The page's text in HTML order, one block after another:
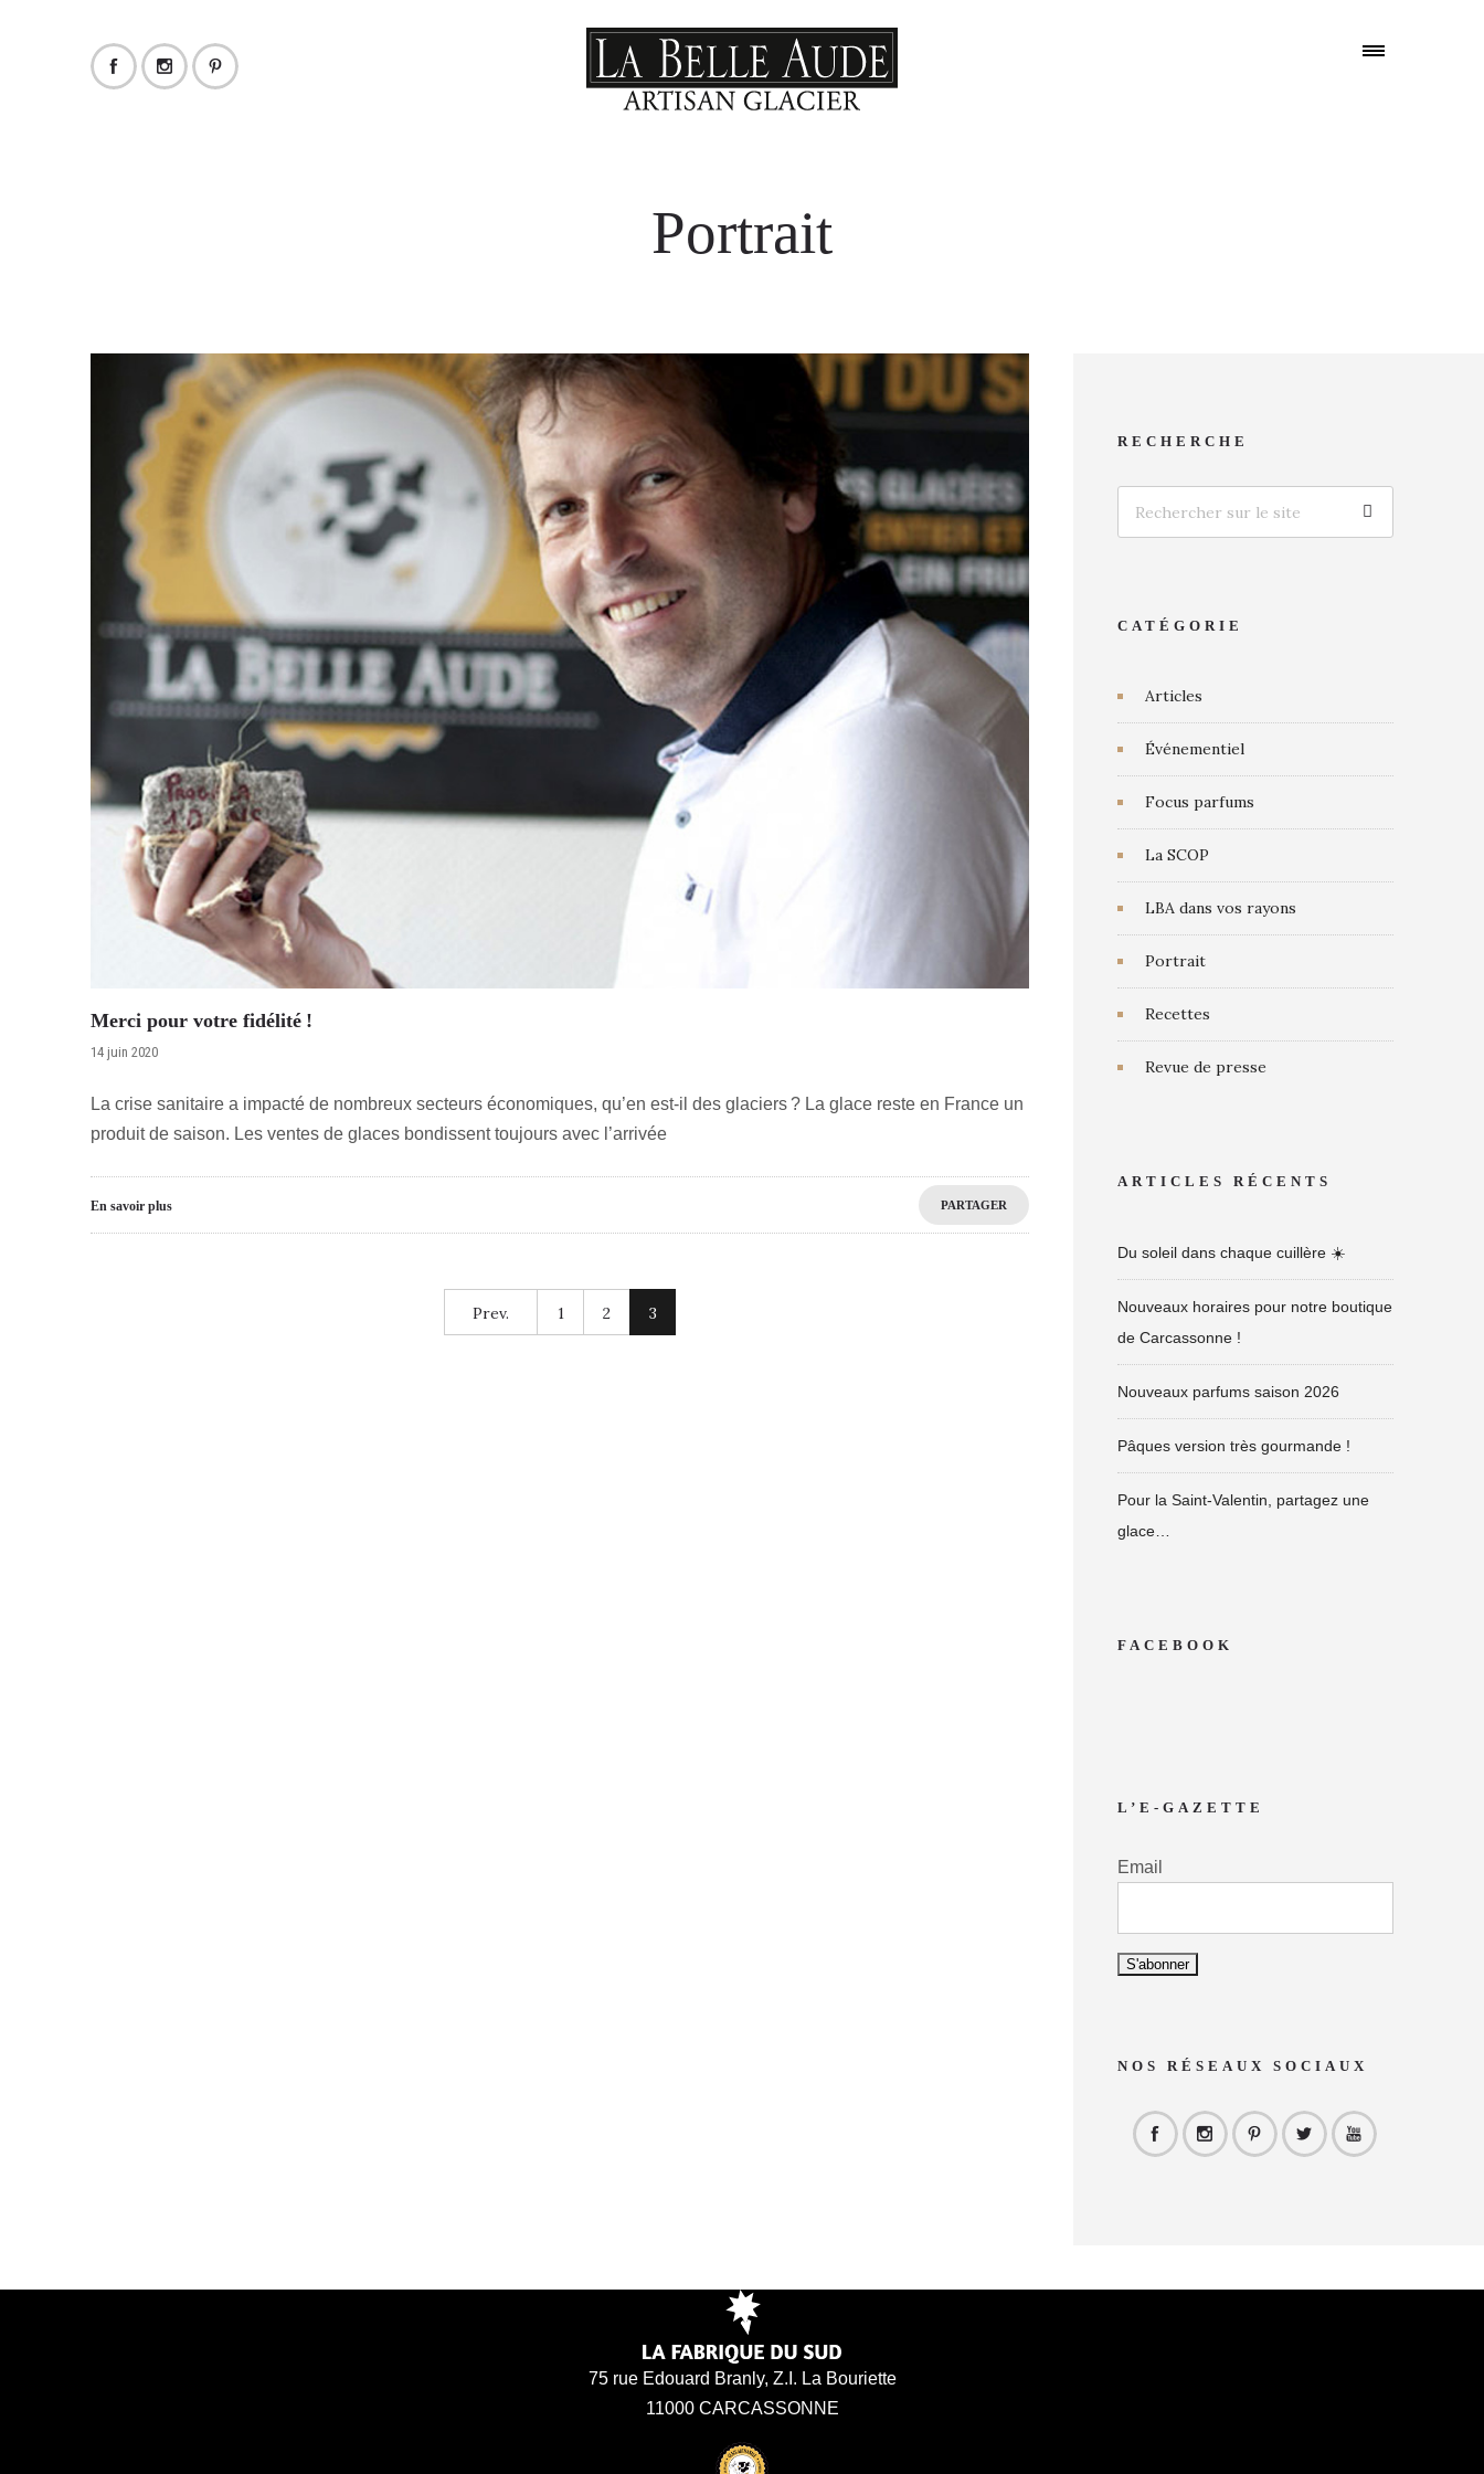
Portrait
Merci pour votre fidélité !
14 juin 2020
La crise sanitaire a impacté de nombreux secteurs économiques, qu’en est-il des glaciers ? La glace reste en France un
produit de saison. Les ventes de glaces bondissent toujours avec l’arrivée
En savoir plus PARTAGER
Prev. 1 2 3
RECHERCHE
CATÉGORIE
Articles
Événementiel
Focus parfums
La SCOP
LBA dans vos rayons
Portrait
Recettes
Revue de presse
ARTICLES RÉCENTS
Du soleil dans chaque cuillère ☀️
Nouveaux horaires pour notre boutique
de Carcassonne !
Nouveaux parfums saison 2026
Pâques version très gourmande !
Pour la Saint-Valentin, partagez une
glace…
FACEBOOK
L’E-GAZETTE
Email
NOS RÉSEAUX SOCIAUX
75 rue Edouard Branly, Z.I. La Bouriette
11000 CARCASSONNE